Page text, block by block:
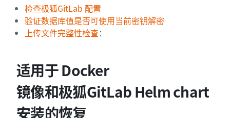
检查极狐GitLab 配置
验证数据库值是否可使用当前密钥解密
上传文件完整性检查：
适用于 Docker
镜像和极狐GitLab Helm chart
安装的恢复